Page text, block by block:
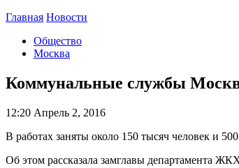
Главная Новости
Общество
Москва
Коммунальные службы
12:20 Апрель 2, 2016
В работах заняты около 150 тысяч человек и
Об этом рассказала замглавы департамента